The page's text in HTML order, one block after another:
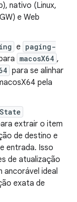
nativo (Linux,
e Web
e paging-
macosX64 ,
para se alinhar
pela
extrair o item
de destino e
entrada. Isso
de atualização
ancorável ideal
exata de